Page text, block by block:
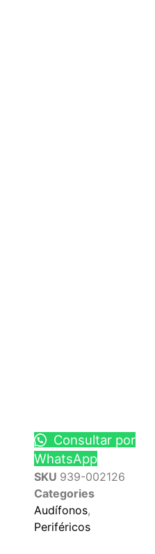
Consultar por
WhatsApp
SKU 939-002126
Categories
Audífonos,
Periféricos